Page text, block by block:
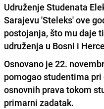
Udruženje Studenata
Sarajevu 'Steleks' ove
postojanja, što mu daje
udruženja u Bosni i
Osnovano je 22.
pomogao studentima
osnovnih prava tokom
primarni zadatak.